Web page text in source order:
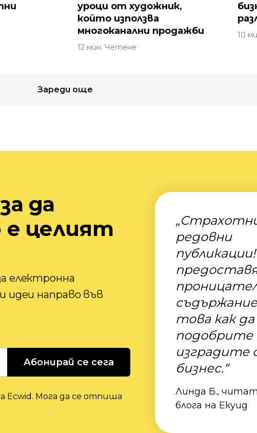
уроци от художник,
който използва
многоканални продажби
12 мин. Четене
10
Зареди още
да
е целият
електронна
идеи направо във
Абонирай се сега
Ecwid. Мога да се отпиша
редовни
това как да
подобрите
изградите
бизнес.“
Линда Б.,
блога на Екуид